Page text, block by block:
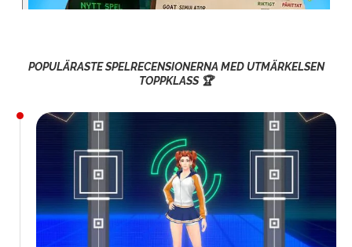
POPULÄRASTE SPELRECENSIONERNA MED UTMÄRKELSEN
TOPPKLASS 🏆